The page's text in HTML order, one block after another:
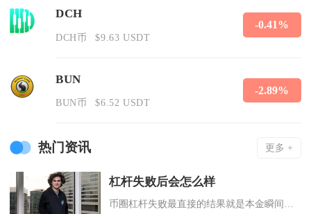
DCH
DCH币 $9.63 USDT
-0.41%
BUN
BUN币 $6.52 USDT
-2.89%
热门资讯 更多 +
杠杆失败后会怎么样